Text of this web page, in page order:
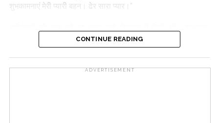
शुभकामनाएं मेरी प्यारी बहन। ढेर सारा प्यार।”
अभिनेत्री की मां तनुजा बीते जमाने जानी-मानी अभिनेत्री थीं और पिता शोमू
1992 से फिल्म ‘बेखुदी’ से करियर की शुरुआत करने के बाद, अभिनेत्री को
CONTINUE READING
ADVERTISEMENT